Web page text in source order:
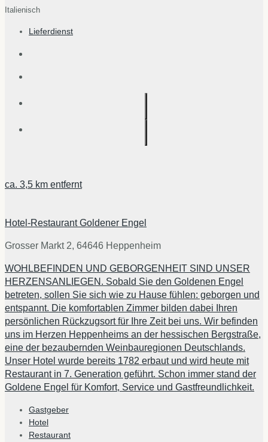
Italienisch
Lieferdienst
ca. 3,5 km entfernt
Hotel-Restaurant Goldener Engel
Grosser Markt 2, 64646 Heppenheim
WOHLBEFINDEN UND GEBORGENHEIT SIND UNSER
HERZENSANLIEGEN. Sobald Sie den Goldenen Engel
betreten, sollen Sie sich wie zu Hause fühlen: geborgen und
entspannt. Die komfortablen Zimmer bilden dabei Ihren
persönlichen Rückzugsort für Ihre Zeit bei uns. Wir befinden
uns im Herzen Heppenheims an der hessischen Bergstraße,
eine der bezaubernden Weinbauregionen Deutschlands.
Unser Hotel wurde bereits 1782 erbaut und wird heute mit
Restaurant in 7. Generation geführt. Schon immer stand der
Goldene Engel für Komfort, Service und Gastfreundlichkeit.
Gastgeber
Hotel
Restaurant